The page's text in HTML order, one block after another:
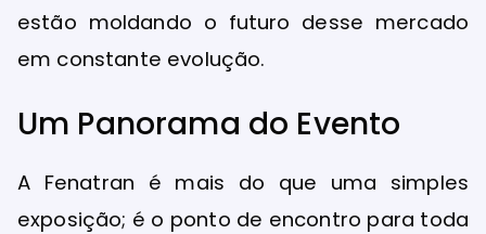
estão moldando o futuro desse mercado
em constante evolução.
Um Panorama do Evento
A Fenatran é mais do que uma simples
exposição; é o ponto de encontro para toda